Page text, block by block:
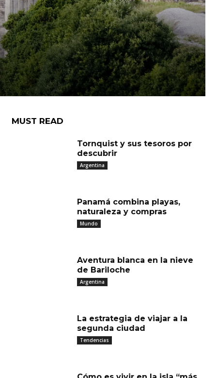
MUST READ
Tornquist y sus tesoros por
descubrir
Argentina
Panamá combina playas,
naturaleza y compras
Mundo
Aventura blanca en la nieve
de Bariloche
Argentina
La estrategia de viajar a la
segunda ciudad
Tendencias